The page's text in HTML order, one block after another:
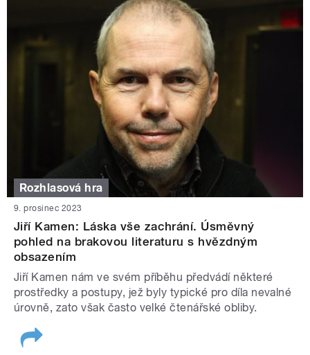
Rozhlasová hra
9. prosinec 2023
Jiří Kamen: Láska vše zachrání. Úsměvný
pohled na brakovou literaturu s hvězdným
obsazením
Jiří Kamen nám ve svém příběhu předvádí některé
prostředky a postupy, jež byly typické pro díla nevalné
úrovně, zato však často velké čtenářské obliby.